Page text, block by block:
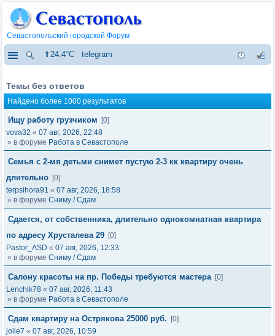
Севастопольский городской Форум
⇑24.4°C telegram
Темы без ответов
Найдено более 1000 результатов
Ищу работу грузчиком
[0]
vova32 « 07 авг, 2026, 22:48
» в форуме Работа в Севастополе
Семья с 2-мя детьми снимет пустую 2-3 кк квартиру очень
длительно [0]
terpsihora91 « 07 авг, 2026, 18:58
» в форуме Сниму / Сдам
Сдается, от собственника, длительно однокомнатная квартира
по адресу Хрусталева 29 [0]
Pastor_ASD « 07 авг, 2026, 12:33
» в форуме Сниму / Сдам
Салону красоты на пр. Победы требуются мастера [0]
Lenchik78 « 07 авг, 2026, 11:43
» в форуме Работа в Севастополе
Сдам квартиру на Острякова 25000 руб.
[0]
jolie7 « 07 авг, 2026, 10:59